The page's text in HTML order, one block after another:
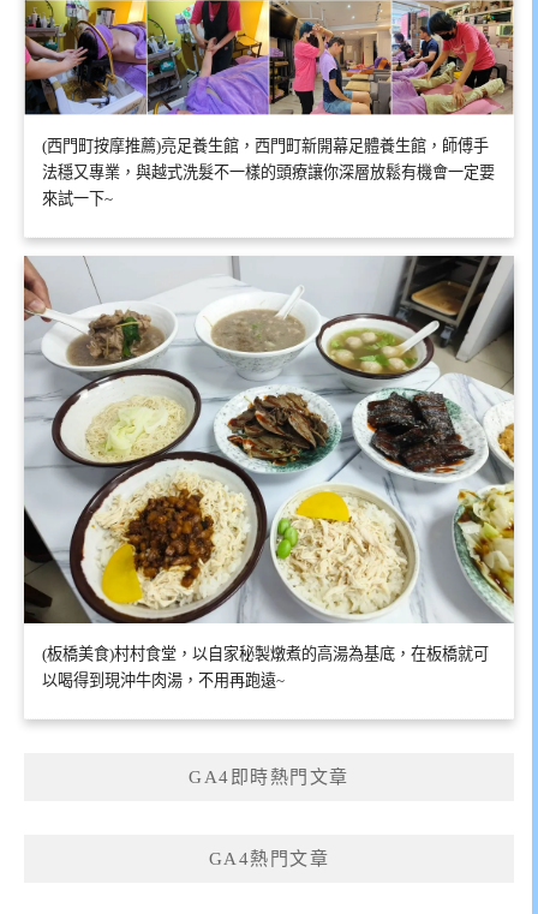
(西門町按摩推薦)亮足養生館，西門町新開幕足體養生館，師傅手
法穩又專業，與越式洗髮不一樣的頭療讓你深層放鬆有機會一定要
來試一下~
(板橋美食)村村食堂，以自家秘製燉煮的高湯為基底，在板橋就可
以喝得到現沖牛肉湯，不用再跑遠~
GA4即時熱門文章
GA4熱門文章